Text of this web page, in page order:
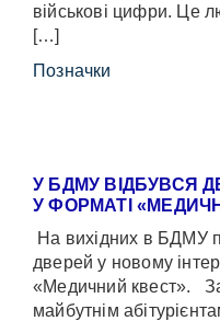
військові цифри. Це
[…]
Позначки
У БДМУ ВІДБУВСЯ
У ФОРМАТІ
На вихідних в БДМУ
дверей у новому
«Медичний квест».
майбутнім